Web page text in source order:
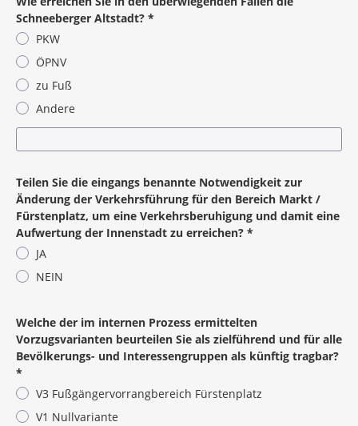
Schneeberger Altstadt? *
PKW
ÖPNV
zu Fuß
Andere
Teilen Sie die eingangs benannte Notwendigkeit zur
Änderung der Verkehrsführung für den Bereich Markt /
Fürstenplatz, um eine Verkehrsberuhigung und damit eine
Aufwertung der Innenstadt zu erreichen? *
JA
NEIN
Welche der im internen Prozess ermittelten
Vorzugsvarianten beurteilen Sie als zielführend und für alle
Bevölkerungs- und Interessengruppen als künftig tragbar?
*
V3 Fußgängervorrangbereich Fürstenplatz
V1 Nullvariante